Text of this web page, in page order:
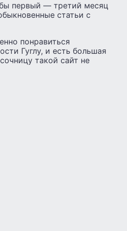
первый — третий месяц
статьи с
понравиться
Гуглу, и есть большая
такой сайт не